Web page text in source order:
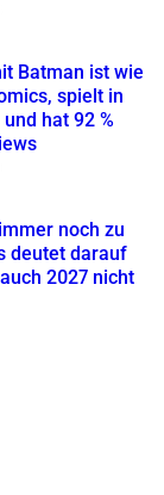
Batman ist wie
spielt in
hat 92 %
noch zu
deutet darauf
2027 nicht